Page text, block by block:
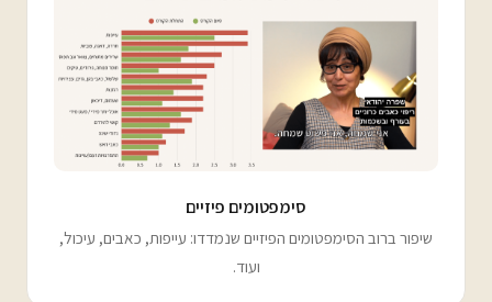
סימפטומים פיזיים
שיפור ברוב הסימפטומים הפיזיים שנמדדו: עייפות, כאבים, עיכול,
ועוד.